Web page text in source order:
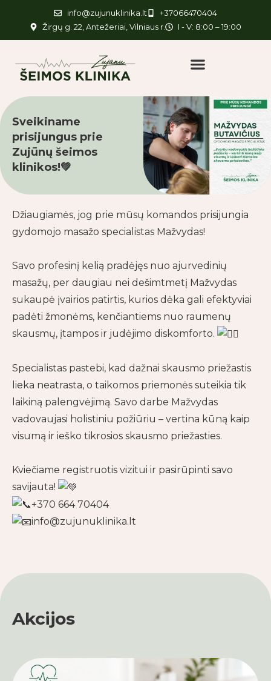
info@zujunuklinika.lt
+37066470404
Žirgų g. 22, Antežeriai, Vilniaus r.
I - V: 8:00 – 19:00
Sveikiname
prisijungus prie
Zujūnų šeimos
klinikos!💚
Džiaugiamės, jog prie mūsų komandos prisijungia
gydomojo masažo specialistas Mažvydas!
Savo profesinį kelią pradėjęs nuo ajurvedinių
masažų, per daugiau nei dešimtmetį Mažvydas
sukaupė įvairios patirtis, kurios dėka gali efektyviai
padėti žmonėms, kenčiantiems nuo raumenų
skausmų, įtampos ir judėjimo diskomforto.
Specialistas pastebi, kad dažnai skausmo priežastis
lieka neatrasta, o taikomos priemonės suteikia tik
laikiną palengvėjimą. Savo darbe Mažvydas
vadovaujasi holistiniu požiūriu – vertina kūną kaip
visumą ir ieško tikrosios skausmo priežasties.
Kviečiame registruotis vizitui ir pasirūpinti savo
savijauta!
+370 664 70404
info@zujunuklinika.lt
Akcijos